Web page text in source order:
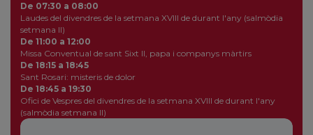
De 07:30 a 08:00
Laudes del divendres de la setmana XVIII de durant l'any (salmòdia
setmana II)
De 11:00 a 12:00
Missa Conventual de sant Sixt II, papa i companys màrtirs
De 18:15 a 18:45
Sant Rosari: misteris de dolor
De 18:45 a 19:30
Ofici de Vespres del divendres de la setmana XVIII de durant l'any
(salmòdia setmana II)